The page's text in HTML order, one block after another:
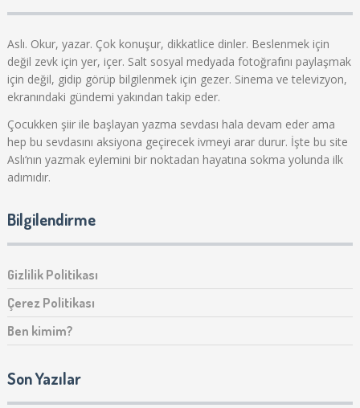
Aslı. Okur, yazar. Çok konuşur, dikkatlice dinler. Beslenmek için
değil zevk için yer, içer. Salt sosyal medyada fotoğrafını paylaşmak
için değil, gidip görüp bilgilenmek için gezer. Sinema ve televizyon,
ekranındaki gündemi yakından takip eder.
Çocukken şiir ile başlayan yazma sevdası hala devam eder ama
hep bu sevdasını aksiyona geçirecek ivmeyi arar durur. İşte bu site
Aslı‘nın yazmak eylemini bir noktadan hayatına sokma yolunda ilk
adımıdır.
Bilgilendirme
Gizlilik Politikası
Çerez Politikası
Ben kimim?
Son Yazılar